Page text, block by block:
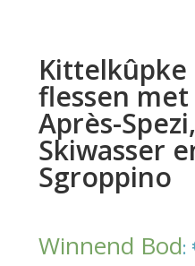
Kittelkûpke
flessen met
Après-
Skiwasser
Sgroppino
Winnend Bod: